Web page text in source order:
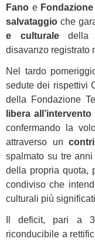
Fano e
salvataggio che
e culturaledella
disavanzo registrato
Nel tardo
sedute dei rispettivi
della Fondazione
libera
confermando la
attraverso un
spalmato su tre
della propria quota,
condiviso che
culturali più
Il deficit, pari a
riconducibile a